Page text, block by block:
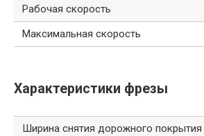
Рабочая скорость
Максимальная скорость
Характеристики фрезы
Ширина снятия дорожного покрытия